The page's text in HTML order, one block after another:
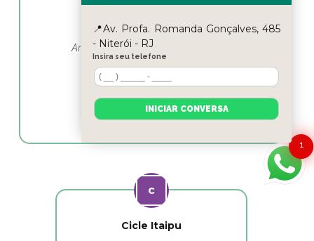
Amo esse lugar e as profissionais em
fisioterapia as melhores
Cicle Itaipu
1
📍Av. Profa. Romanda Gonçalves, 485
- Niterói - RJ
Insira seu telefone
INICIAR CONVERSA